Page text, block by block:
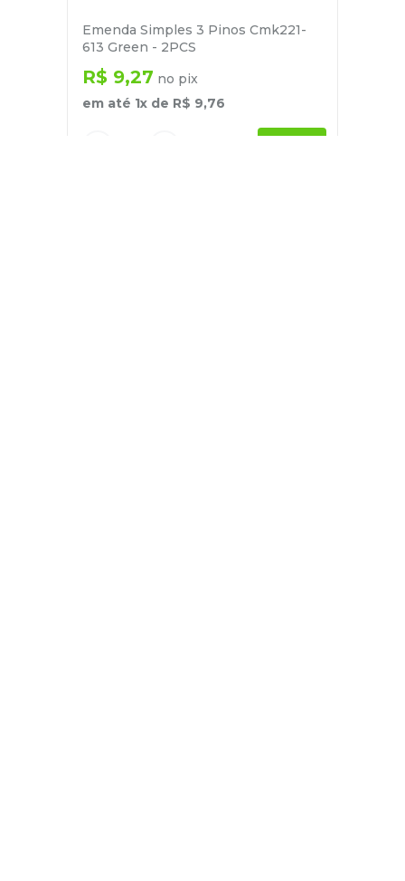
Emenda Simples 3 Pinos Cmk221-
613 Green - 2PCS
R$ 9,27 no pix
em até 1x de R$ 9,76